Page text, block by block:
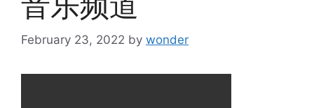
February 23, 2022 by wonder